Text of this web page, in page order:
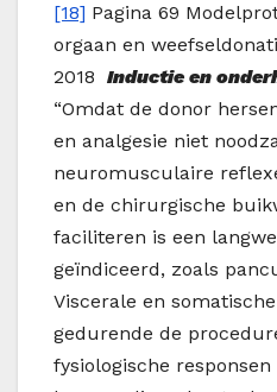
[18] Pagina 69
orgaan en
2018 Inductie en
“Omdat de donor
en analgesie niet
neuromusculaire
en de chirurgische
faciliteren is een
geïndiceerd, zoals
Viscerale en
gedurende de
fysiologische